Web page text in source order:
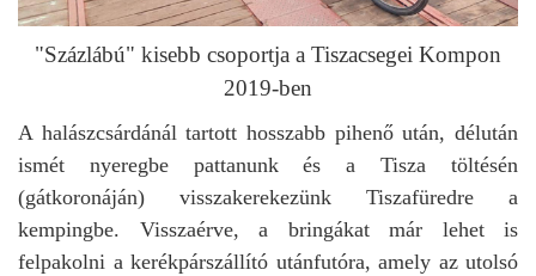
"Százlábú" kisebb csoportja a Tiszacsegei Kompon
2019-ben
A halászcsárdánál tartott hosszabb pihenő után, délután
ismét nyeregbe pattanunk és a Tisza töltésén
(gátkoronáján) visszakerekezünk Tiszafüredre a
kempingbe. Visszaérve, a bringákat már lehet is
felpakolni a kerékpárszállító utánfutóra, amely az utolsó